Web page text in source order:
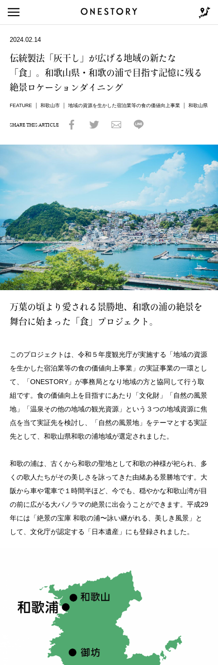
2024.02.14
伝統製法「灰干し」が広げる地域の新たな
「食」。和歌山県・和歌の浦で目指す記憶に残る
絶景ロケーションダイニング
FEATURE 和歌山市 地域の資源を生かした宿泊業等の食の価値向上事業 和歌山県
SHARE THIS ARTICLE
万葉の頃より愛される景勝地、和歌の浦の絶景を
舞台に始まった「食」プロジェクト。
このプロジェクトは、 令和５年度観光庁が実施する 「地域の資源
を生かした宿泊業等の食の価値向上事業」の実証事業の一環とし
て、「ONESTORY」が事務局となり地域の方と協同して行う取
組です。食の価値向上を目指すにあたり「文化財」「自然の風景
地」「温泉その他の地域の観光資源」という３つの地域資源に焦
点を当て実証先を検討し、「自然の風景地」をテーマとする実証
先として、和歌山県和歌の浦地域が選定されました。
和歌の浦は、 古くから和歌の聖地として和歌の神様が祀られ、多
くの歌人たちがその美しさを詠ってきた由緒ある景勝地です。大
阪から車や電車で１時間半ほど、今でも、穏やかな和歌山湾が目
の前に広がる大パノラマの絶景に出会うことができます。平成29
年には 「絶景の宝庫 和歌の浦〜詠い継がれる、美しき風景 」
と
して、文化庁が認定する「日本遺産」にも登録されました。